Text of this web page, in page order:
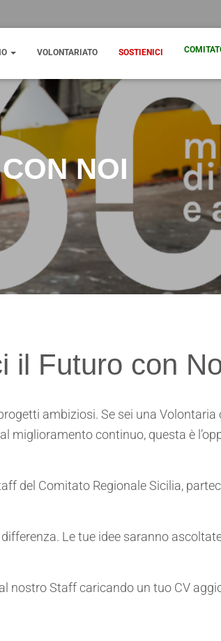
VOLONTARIATO SOSTIENICI
NOI
il Futuro con
ambiziosi. Se sei una Volontaria
miglioramento continuo, questa è
del Comitato Regionale Sicilia,
Le tue idee saranno
nostro Staff caricando un tuo CV